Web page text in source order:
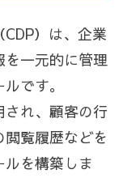
）は、企業
を一元的に管理
です。
れ、顧客の行
覧履歴などを
を構築しま